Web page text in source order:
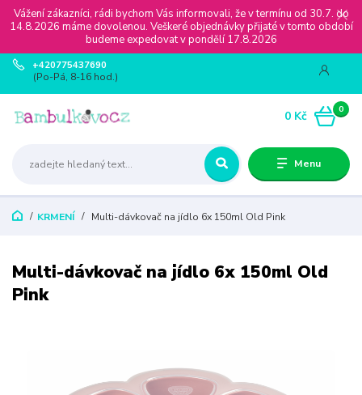
Vážení zákazníci, rádi bychom Vás informovali, že v termínu od 30.7. do
14.8.2026 máme dovolenou. Veškeré objednávky přijaté v tomto období
budeme expedovat v pondělí 17.8.2026
Menu
+420775437690
(Po-Pá, 8-16 hod.)
0
0 Kč
KRMENÍ Multi-dávkovač na jídlo 6x 150ml Old Pink
Multi-dávkovač na jídlo 6x 150ml Old
Pink